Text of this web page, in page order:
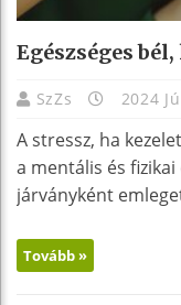
Egészséges
SzZs 2024
A stressz, ha
a mentális és
járványként
Tovább »